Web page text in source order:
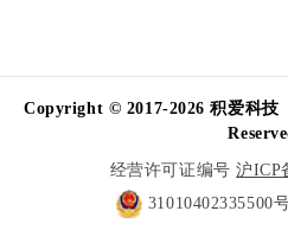
Copyright © 2017-2026 积爱科技
经营许可证编号沪ICP
31010402335500